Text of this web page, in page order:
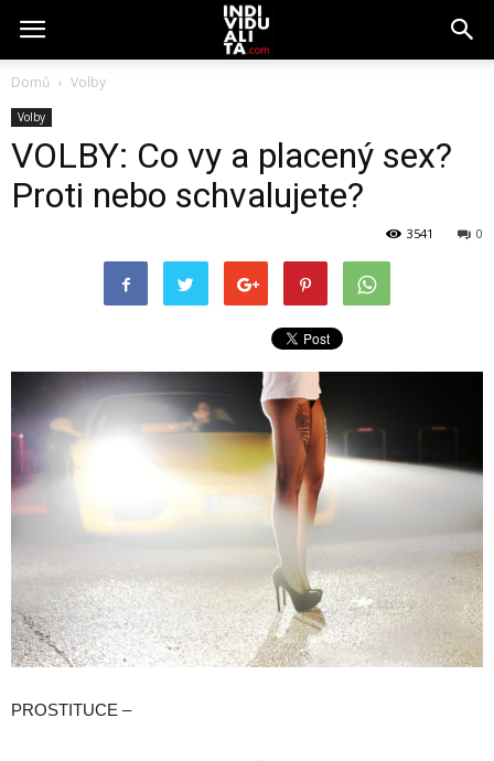
Domů Volby
Volby
VOLBY: Co vy a placený sex?
Proti nebo schvalujete?
0
3541
PROSTITUCE –